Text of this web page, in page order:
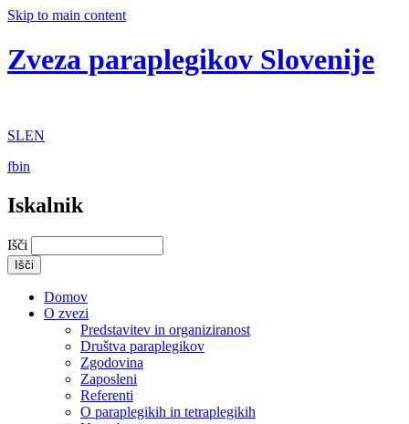
Skip to main content
Zveza paraplegikov Slovenije
SLEN
fbin
Iskalnik
Išči
Domov
O zvezi
Predstavitev in organiziranost
Društva paraplegikov
Zgodovina
Zaposleni
Referenti
O paraplegikih in tetraplegikih